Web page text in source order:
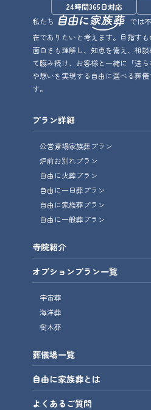
24時間365日対応
私たち
では
在でありたいと考えます。目指す
面白さも理解し、知恵を備え、相
て臨み続け、お客様と一緒に「送
や想いを実現する自由に選べる葬
す。
プラン詳細
公営斎場家族葬プラン
炉前お別れプラン
自由に火葬プラン
自由に一日葬プラン
自由に家族葬プラン
自由に一般葬プラン
寺院紹介
オプションプラン一覧
宇宙葬
海洋葬
樹木葬
葬儀場一覧
自由に家族葬とは
よくあるご質問